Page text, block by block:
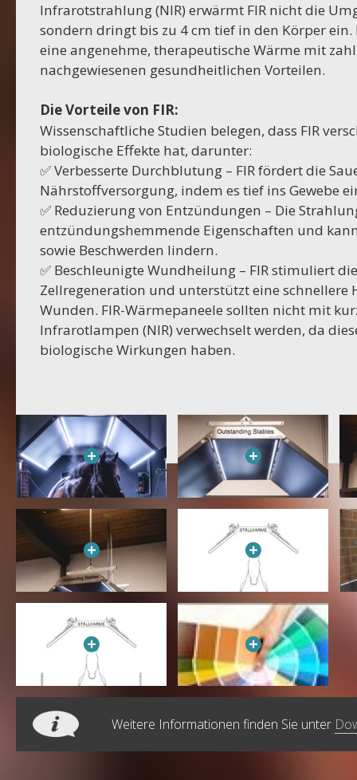
Infrarotstrahlung (NIR) erwärmt FIR nicht die
sondern dringt bis zu 4 cm tief in den Körper ein.
eine angenehme, therapeutische Wärme mit
nachgewiesenen gesundheitlichen Vorteilen.
Die Vorteile von FIR:
Wissenschaftliche Studien belegen, dass FIR
biologische Effekte hat, darunter:
✅ Verbesserte Durchblutung – FIR fördert die
Nährstoffversorgung, indem es tief ins Gewebe
✅ Reduzierung von Entzündungen – Die
entzündungshemmende Eigenschaften und
sowie Beschwerden lindern.
✅ Beschleunigte Wundheilung – FIR stimuliert die
Zellregeneration und unterstützt eine schnellere
Wunden. FIR-Wärmepaneele sollten nicht mit
Infrarotlampen (NIR) verwechselt werden, da
biologische Wirkungen haben.
Weitere Informationen finden Sie unter